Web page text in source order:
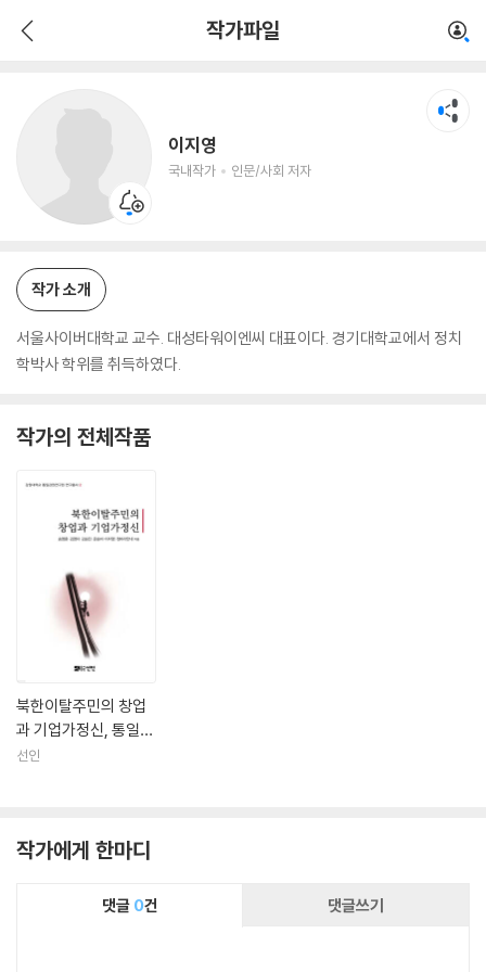
작가파일
이지영
국내작가 인문/사회 저자
인문/사회 저자
작가 소개
서울사이버대학교 교수. 대성타워이엔씨 대표이다. 경기대학교에서 정치
학박사 학위를 취득하였다.
작가의 전체작품
북한이탈주민의 창업
과 기업가정신, 통일의
문을 열다
선인
작가에게 한마디
댓글 0건 댓글쓰기